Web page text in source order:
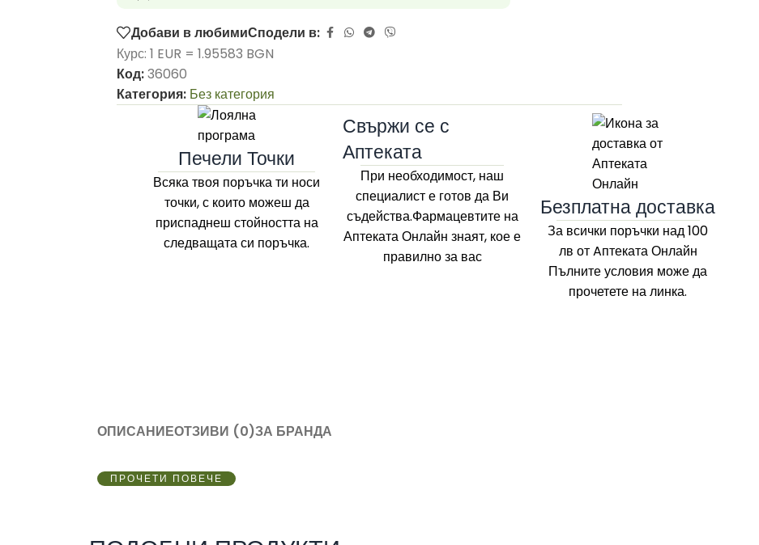
Добави в любимиСподели в:
Курс: 1 EUR = 1.95583 BGN
Код:36060
Категория: Без категория
Печели Точки
Всяка твоя поръчка ти носи
точки, с които можеш да
приспаднеш стойността на
следващата си поръчка.
Свържи се с
Аптеката
При необходимост, наш
специалист е готов да Ви
съдейства.Фармацевтите на
Аптеката Онлайн знаят, кое е
правилно за вас
Безплатна доставка
За всички поръчки над 100
лв от Aптеката Онлайн
Пълните условия може да
прочетете на линка.
ОПИСАНИЕОТЗИВИ (0)ЗА БРАНДА
ПРОЧЕТИ ПОВЕЧЕ